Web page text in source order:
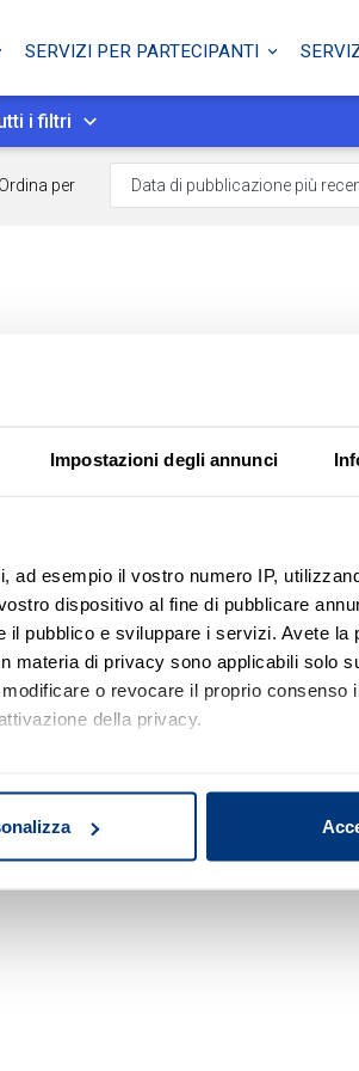
Impostazioni degli annunci
ad esempio il vostro numero IP,
dispositivo al fine di pubblicare
pubblico e sviluppare i servizi. Avete la
di privacy sono applicabili solo
o revocare il proprio consenso
della privacy.
alla ricerca di caratteristiche
SERVIZI PER PARTECIPANTI
i filtri
Ordina per
di ricerca
rimuovere alcuni filtri o
l'area di ricerca.